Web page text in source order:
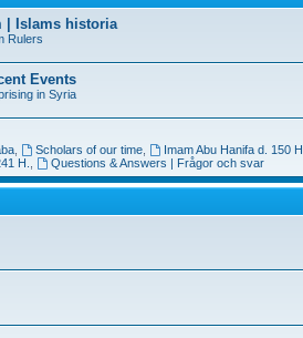
| Islams historia
Rulers
Events
in Syria
, Scholars of our time, Imam Abu Hanifa d. 150 H.
H.
Questions & Answers | Frågor och svar